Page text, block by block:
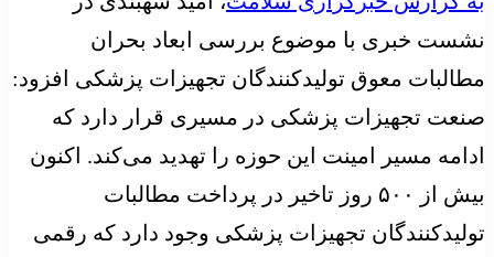
نشست خبری با موضوع بررسی ابعاد بحران
مطالبات معوق تولیدکنندگان تجهیزات پزشکی افزود:
صنعت تجهیزات پزشکی در مسیری قرار دارد که
ادامه مسیر امینت این حوزه را تهدید می‌کند. اکنون
بیش از ۵۰۰ روز تاخیر در پرداخت مطالبات
تولیدکنندگان تجهیزات پزشکی وجود دارد که رقمی